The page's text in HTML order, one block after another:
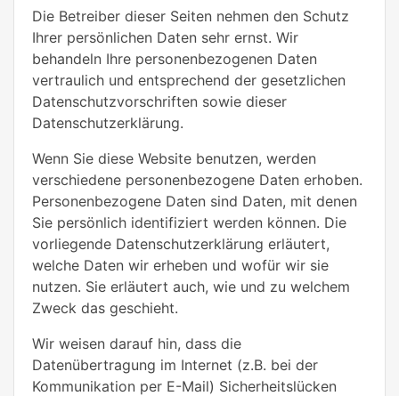
Die Betreiber dieser Seiten nehmen den Schutz
Ihrer persönlichen Daten sehr ernst. Wir
behandeln Ihre personenbezogenen Daten
vertraulich und entsprechend der gesetzlichen
Datenschutzvorschriften sowie dieser
Datenschutzerklärung.
Wenn Sie diese Website benutzen, werden
verschiedene personenbezogene Daten erhoben.
Personenbezogene Daten sind Daten, mit denen
Sie persönlich identifiziert werden können. Die
vorliegende Datenschutzerklärung erläutert,
welche Daten wir erheben und wofür wir sie
nutzen. Sie erläutert auch, wie und zu welchem
Zweck das geschieht.
Wir weisen darauf hin, dass die
Datenübertragung im Internet (z.B. bei der
Kommunikation per E-Mail) Sicherheitslücken